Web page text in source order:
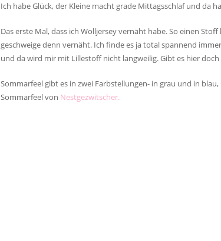
Ich habe Glück, der Kleine macht grade Mittagsschlaf und da
Das erste Mal, dass ich Wolljersey vernäht habe. So einen
geschweige denn vernäht. Ich finde es ja total spannend
und da wird mir mit Lillestoff nicht langweilig. Gibt es hier
Sommarfeel gibt es in zwei Farbstellungen- in grau und in
Sommarfeel von Nestgezwitscher.